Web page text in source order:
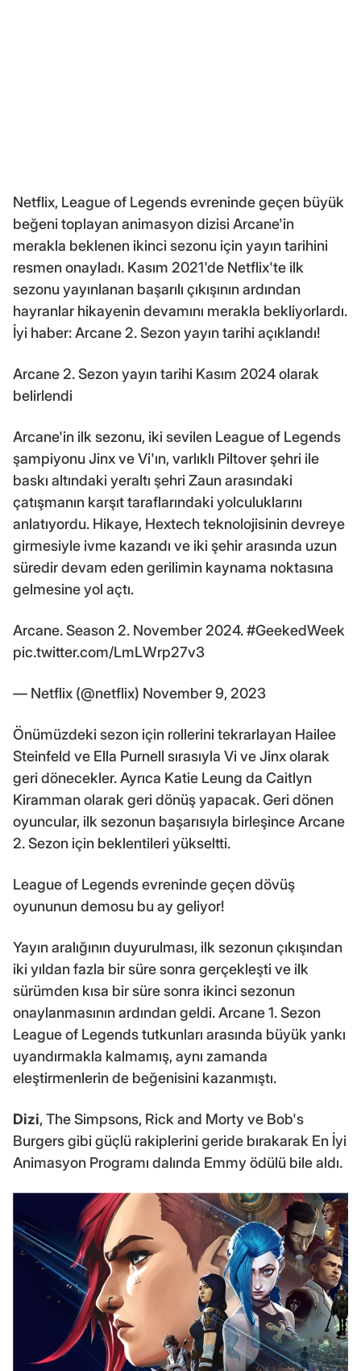
Netflix, League of Legends evreninde geçen büyük
beğeni toplayan animasyon dizisi Arcane'in
merakla beklenen ikinci sezonu için yayın tarihini
resmen onayladı. Kasım 2021'de Netflix'te ilk
sezonu yayınlanan başarılı çıkışının ardından
hayranlar hikayenin devamını merakla bekliyorlardı.
İyi haber: Arcane 2. Sezon yayın tarihi açıklandı!
Arcane 2. Sezon yayın tarihi Kasım 2024 olarak
belirlendi
Arcane'in ilk sezonu, iki sevilen League of Legends
şampiyonu Jinx ve Vi'ın, varlıklı Piltover şehri ile
baskı altındaki yeraltı şehri Zaun arasındaki
çatışmanın karşıt taraflarındaki yolculuklarını
anlatıyordu. Hikaye, Hextech teknolojisinin devreye
girmesiyle ivme kazandı ve iki şehir arasında uzun
süredir devam eden gerilimin kaynama noktasına
gelmesine yol açtı.
Arcane. Season 2. November 2024. #GeekedWeek
pic.twitter.com/LmLWrp27v3
— Netflix (@netflix) November 9, 2023
Önümüzdeki sezon için rollerini tekrarlayan Hailee
Steinfeld ve Ella Purnell sırasıyla Vi ve Jinx olarak
geri dönecekler. Ayrıca Katie Leung da Caitlyn
Kiramman olarak geri dönüş yapacak. Geri dönen
oyuncular, ilk sezonun başarısıyla birleşince Arcane
2. Sezon için beklentileri yükseltti.
League of Legends evreninde geçen dövüş
oyununun demosu bu ay geliyor!
Yayın aralığının duyurulması, ilk sezonun çıkışından
iki yıldan fazla bir süre sonra gerçekleşti ve ilk
sürümden kısa bir süre sonra ikinci sezonun
onaylanmasının ardından geldi. Arcane 1. Sezon
League of Legends tutkunları arasında büyük yankı
uyandırmakla kalmamış, aynı zamanda
eleştirmenlerin de beğenisini kazanmıştı.
Dizi, The Simpsons, Rick and Morty ve Bob's
Burgers gibi güçlü rakiplerini geride bırakarak En İyi
Animasyon Programı dalında Emmy ödülü bile aldı.